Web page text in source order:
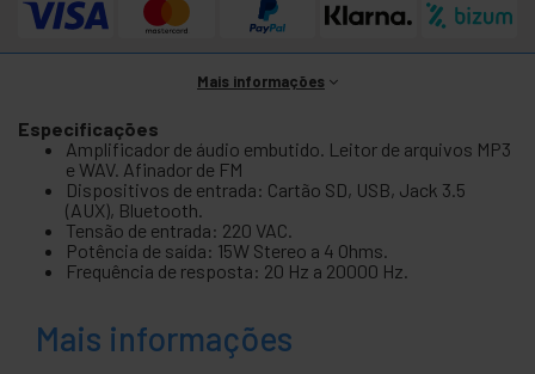
Mais informações
Especificações
Amplificador de áudio embutido. Leitor de arquivos MP3
e WAV. Afinador de FM
Dispositivos de entrada: Cartão SD, USB, Jack 3.5
(AUX), Bluetooth.
Tensão de entrada: 220 VAC.
Potência de saída: 15W Stereo a 4 Ohms.
Frequência de resposta: 20 Hz a 20000 Hz.
Mais informações